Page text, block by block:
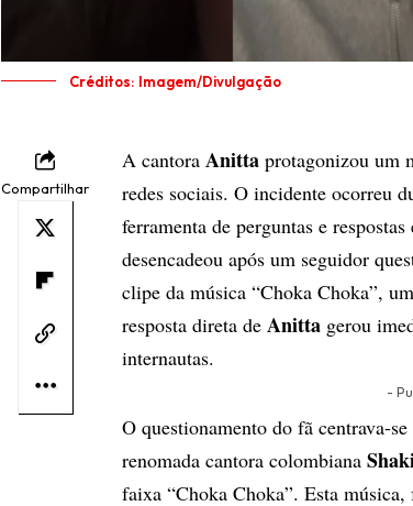
Créditos: Imagem/Divulgação
Compartilhar
A cantora Anitta protagonizou um
redes sociais. O incidente ocorreu
ferramenta de perguntas e
desencadeou após um seguidor
clipe da música “Choka Choka”,
resposta direta de Anitta gerou
internautas.
-
O questionamento do fã centrava-
renomada cantora colombiana
faixa “Choka Choka”. Esta